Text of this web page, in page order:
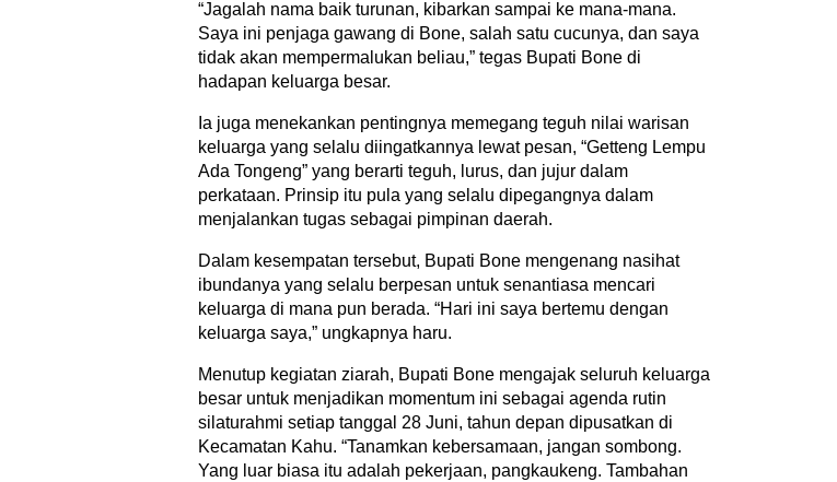
“Jagalah nama baik turunan, kibarkan sampai ke mana-mana.
Saya ini penjaga gawang di Bone, salah satu cucunya, dan saya
tidak akan mempermalukan beliau,” tegas Bupati Bone di
hadapan keluarga besar.
Ia juga menekankan pentingnya memegang teguh nilai warisan
keluarga yang selalu diingatkannya lewat pesan, “Getteng Lempu
Ada Tongeng” yang berarti teguh, lurus, dan jujur dalam
perkataan. Prinsip itu pula yang selalu dipegangnya dalam
menjalankan tugas sebagai pimpinan daerah.
Dalam kesempatan tersebut, Bupati Bone mengenang nasihat
ibundanya yang selalu berpesan untuk senantiasa mencari
keluarga di mana pun berada. “Hari ini saya bertemu dengan
keluarga saya,” ungkapnya haru.
Menutup kegiatan ziarah, Bupati Bone mengajak seluruh keluarga
besar untuk menjadikan momentum ini sebagai agenda rutin
silaturahmi setiap tanggal 28 Juni, tahun depan dipusatkan di
Kecamatan Kahu. “Tanamkan kebersamaan, jangan sombong.
Yang luar biasa itu adalah pekerjaan, pangkaukeng. Tambahan